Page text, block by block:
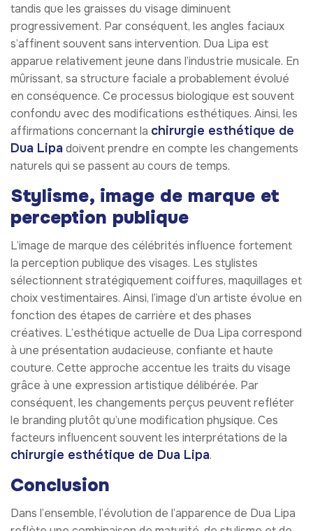
tandis que les graisses du visage diminuent
progressivement. Par conséquent, les angles faciaux
s’affinent souvent sans intervention. Dua Lipa est
apparue relativement jeune dans l’industrie musicale. En
mûrissant, sa structure faciale a probablement évolué
en conséquence. Ce processus biologique est souvent
confondu avec des modifications esthétiques. Ainsi, les
affirmations concernant la chirurgie esthétique de
Dua Lipadoivent prendre en compte les changements
naturels qui se passent au cours de temps.
Stylisme, image de marque et
perception publique
L’image de marque des célébrités influence fortement
la perception publique des visages. Les stylistes
sélectionnent stratégiquement coiffures, maquillages et
choix vestimentaires. Ainsi, l’image d’un artiste évolue en
fonction des étapes de carrière et des phases
créatives. L’esthétique actuelle de Dua Lipa correspond
à une présentation audacieuse, confiante et haute
couture. Cette approche accentue les traits du visage
grâce à une expression artistique délibérée. Par
conséquent, les changements perçus peuvent refléter
le branding plutôt qu’une modification physique. Ces
facteurs influencent souvent les interprétations de la
chirurgie esthétique de Dua Lipa.
Conclusion
Dans l’ensemble, l’évolution de l’apparence de Dua Lipa